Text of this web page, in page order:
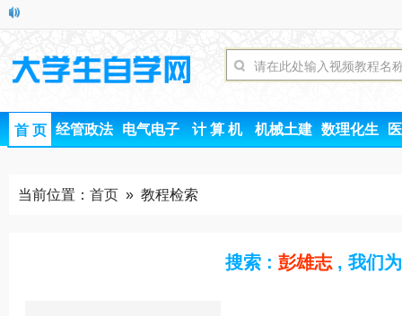
首 页 经管政法 电气电子 计 算 机 机械土建 数理化生
当前位置： 首页 » 教程检索
搜索 : 彭雄志 , 我们